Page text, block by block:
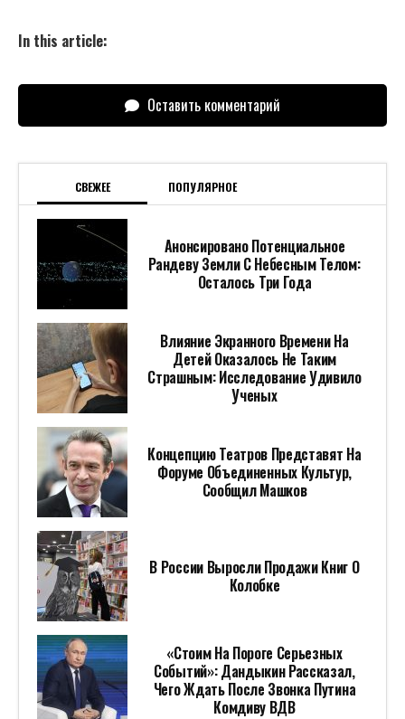
In this article:
Оставить комментарий
СВЕЖЕЕ ПОПУЛЯРНОЕ
Анонсировано Потенциальное
Рандеву Земли С Небесным Телом:
Осталось Три Года
Влияние Экранного Времени На
Детей Оказалось Не Таким
Страшным: Исследование Удивило
Ученых
Концепцию Театров Представят На
Форуме Объединенных Культур,
Сообщил Машков
В России Выросли Продажи Книг О
Колобке
«Стоим На Пороге Серьезных
Событий»: Дандыкин Рассказал,
Чего Ждать После Звонка Путина
Комдиву ВДВ